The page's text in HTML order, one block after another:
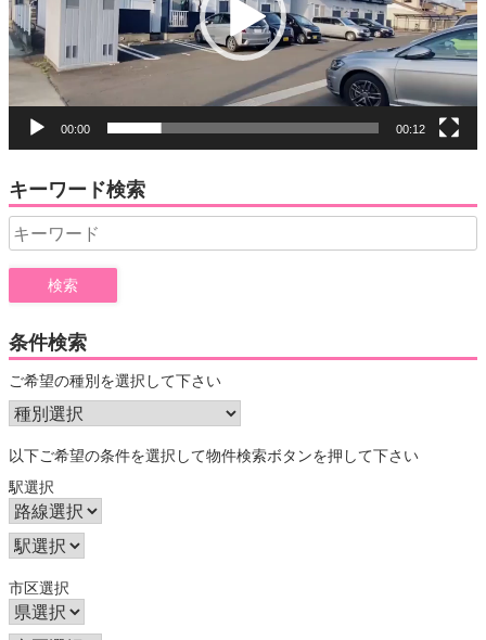
ヤ
ー
00:00 00:12
キーワード検索
Search
for:
条件検索
ご希望の種別を選択して下さい
以下ご希望の条件を選択して物件検索ボタンを押して下さい
駅選択
市区選択